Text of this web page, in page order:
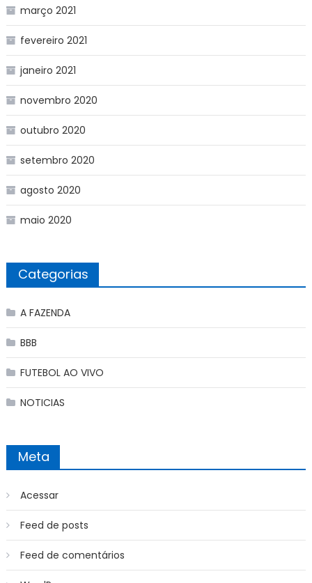
março 2021
fevereiro 2021
janeiro 2021
novembro 2020
outubro 2020
setembro 2020
agosto 2020
maio 2020
Categorias
A FAZENDA
BBB
FUTEBOL AO VIVO
NOTICIAS
Meta
Acessar
Feed de posts
Feed de comentários